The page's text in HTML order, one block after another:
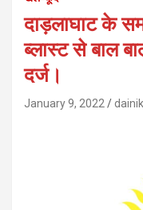
दाड़लाघाट के
ब्लास्ट से बाल
दर्ज।
January 9, 2022